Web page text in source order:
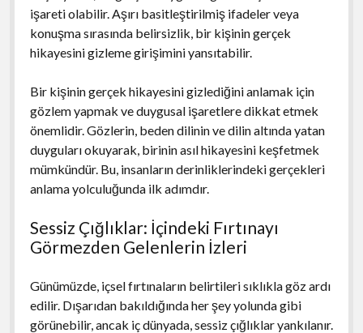
işareti olabilir. Aşırı basitleştirilmiş ifadeler veya
konuşma sırasında belirsizlik, bir kişinin gerçek
hikayesini gizleme girişimini yansıtabilir.
Bir kişinin gerçek hikayesini gizlediğini anlamak için
gözlem yapmak ve duygusal işaretlere dikkat etmek
önemlidir. Gözlerin, beden dilinin ve dilin altında yatan
duyguları okuyarak, birinin asıl hikayesini keşfetmek
mümkündür. Bu, insanların derinliklerindeki gerçekleri
anlama yolculuğunda ilk adımdır.
Sessiz Çığlıklar: İçindeki Fırtınayı
Görmezden Gelenlerin İzleri
Günümüzde, içsel fırtınaların belirtileri sıklıkla göz ardı
edilir. Dışarıdan bakıldığında her şey yolunda gibi
görünebilir, ancak iç dünyada, sessiz çığlıklar yankılanır.